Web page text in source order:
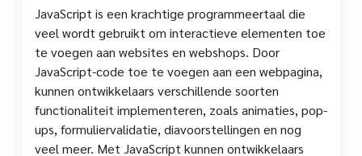
JavaScript is een krachtige programmeertaal die
veel wordt gebruikt om interactieve elementen toe
te voegen aan websites en webshops. Door
JavaScript-code toe te voegen aan een webpagina,
kunnen ontwikkelaars verschillende soorten
functionaliteit implementeren, zoals animaties, pop-
ups, formuliervalidatie, diavoorstellingen en nog
veel meer. Met JavaScript kunnen ontwikkelaars